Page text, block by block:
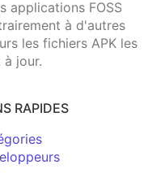
applications FOSS
à d'autres
les fichiers APK les
jour.
RAPIDES